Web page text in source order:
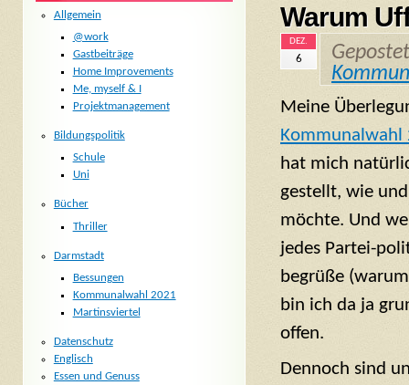
Warum
DEZ.
6
Meine
Kommunalwahl
hat mich
gestellt, wie
möchte. Und
jedes Partei-
begrüße
bin ich da ja
offen.
Dennoch sind
Allgemein
@work
Gastbeiträge
Home Improvements
Me, myself & I
Projektmanagement
Bildungspolitik
Schule
Uni
Bücher
Thriller
Darmstadt
Bessungen
Kommunalwahl 2021
Martinsviertel
Datenschutz
Englisch
Essen und Genuss